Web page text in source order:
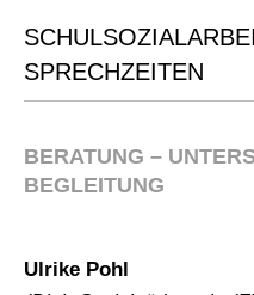
SPRECHZEITEN
BERATUNG –
BEGLEITUNG
Ulrike Pohl